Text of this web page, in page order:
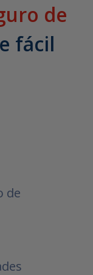
de
fácil
de